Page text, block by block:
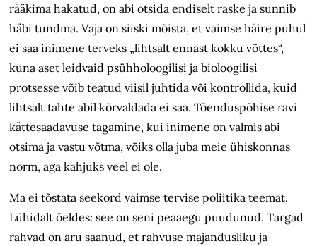
rääkima hakatud, on abi otsida endiselt raske ja sunnib
häbi tundma. Vaja on siiski mõista, et vaimse häire puhul
ei saa inimene terveks „lihtsalt ennast kokku võttes“,
kuna aset leidvaid psühholoogilisi ja bioloogilisi
protsesse võib teatud viisil juhtida või kontrollida, kuid
lihtsalt tahte abil kõrvaldada ei saa. Tõenduspõhise ravi
kättesaadavuse tagamine, kui inimene on valmis abi
otsima ja vastu võtma, võiks olla juba meie ühiskonnas
norm, aga kahjuks veel ei ole.
Ma ei tõstata seekord vaimse tervise poliitika teemat.
Lühidalt öeldes: see on seni peaaegu puudunud. Targad
rahvad on aru saanud, et rahvuse majandusliku ja